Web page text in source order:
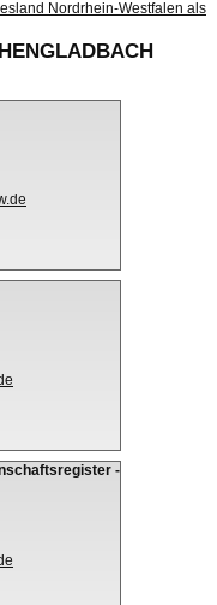
Nordrhein-Westfalen als
-